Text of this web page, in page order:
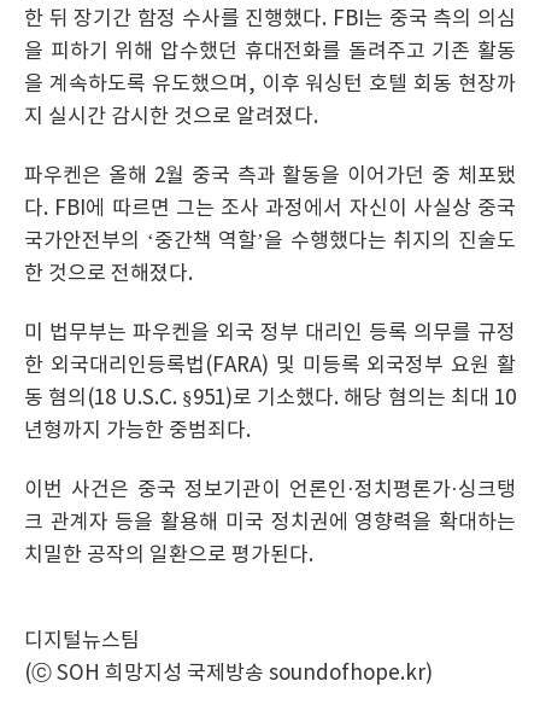
한 뒤 장기간 함정 수사를 진행했다. FBI는 중국 측의 의심
을 피하기 위해 압수했던 휴대전화를 돌려주고 기존 활동
을 계속하도록 유도했으며, 이후 워싱턴 호텔 회동 현장까
지 실시간 감시한 것으로 알려졌다.
파우켄은 올해 2월 중국 측과 활동을 이어가던 중 체포됐
다. FBI에 따르면 그는 조사 과정에서 자신이 사실상 중국
국가안전부의 ‘중간책 역할’을 수행했다는 취지의 진술도
한 것으로 전해졌다.
미 법무부는 파우켄을 외국 정부 대리인 등록 의무를 규정
한 외국대리인등록법(FARA) 및 미등록 외국정부 요원 활
동 혐의(18 U.S.C. §951)로 기소했다. 해당 혐의는 최대 10
년형까지 가능한 중범죄다.
이번 사건은 중국 정보기관이 언론인·정치평론가·싱크탱
크 관계자 등을 활용해 미국 정치권에 영향력을 확대하는
치밀한 공작의 일환으로 평가된다.
디지털뉴스팀
(ⓒ SOH 희망지성 국제방송 soundofhope.kr)